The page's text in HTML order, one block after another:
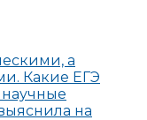
а
Какие ЕГЭ
научные
на